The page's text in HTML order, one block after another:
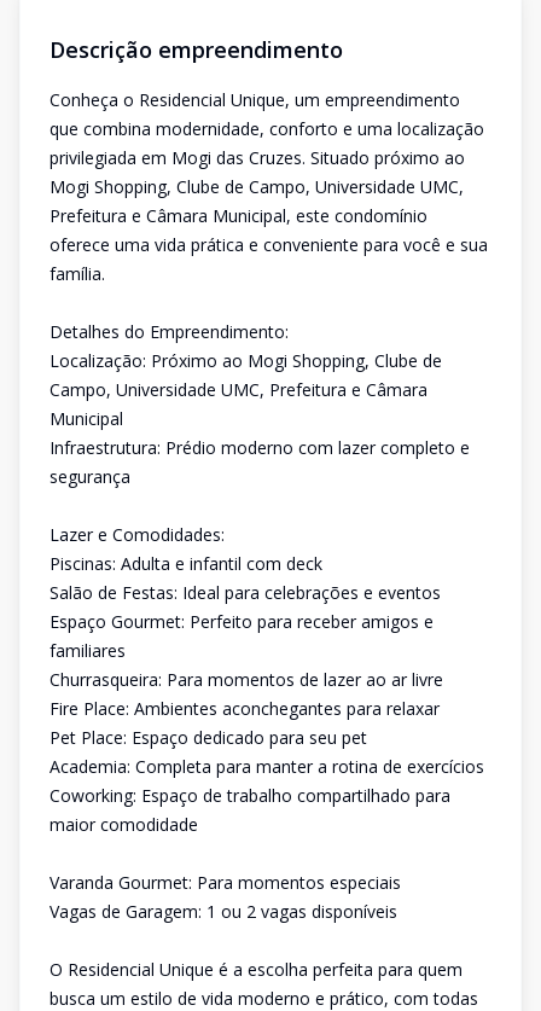
Descrição empreendimento
Conheça o Residencial Unique, um empreendimento
que combina modernidade, conforto e uma localização
privilegiada em Mogi das Cruzes. Situado próximo ao
Mogi Shopping, Clube de Campo, Universidade UMC,
Prefeitura e Câmara Municipal, este condomínio
oferece uma vida prática e conveniente para você e sua
família.
Detalhes do Empreendimento:
Localização: Próximo ao Mogi Shopping, Clube de
Campo, Universidade UMC, Prefeitura e Câmara
Municipal
Infraestrutura: Prédio moderno com lazer completo e
segurança
Lazer e Comodidades:
Piscinas: Adulta e infantil com deck
Salão de Festas: Ideal para celebrações e eventos
Espaço Gourmet: Perfeito para receber amigos e
familiares
Churrasqueira: Para momentos de lazer ao ar livre
Fire Place: Ambientes aconchegantes para relaxar
Pet Place: Espaço dedicado para seu pet
Academia: Completa para manter a rotina de exercícios
Coworking: Espaço de trabalho compartilhado para
maior comodidade
Varanda Gourmet: Para momentos especiais
Vagas de Garagem: 1 ou 2 vagas disponíveis
O Residencial Unique é a escolha perfeita para quem
busca um estilo de vida moderno e prático, com todas